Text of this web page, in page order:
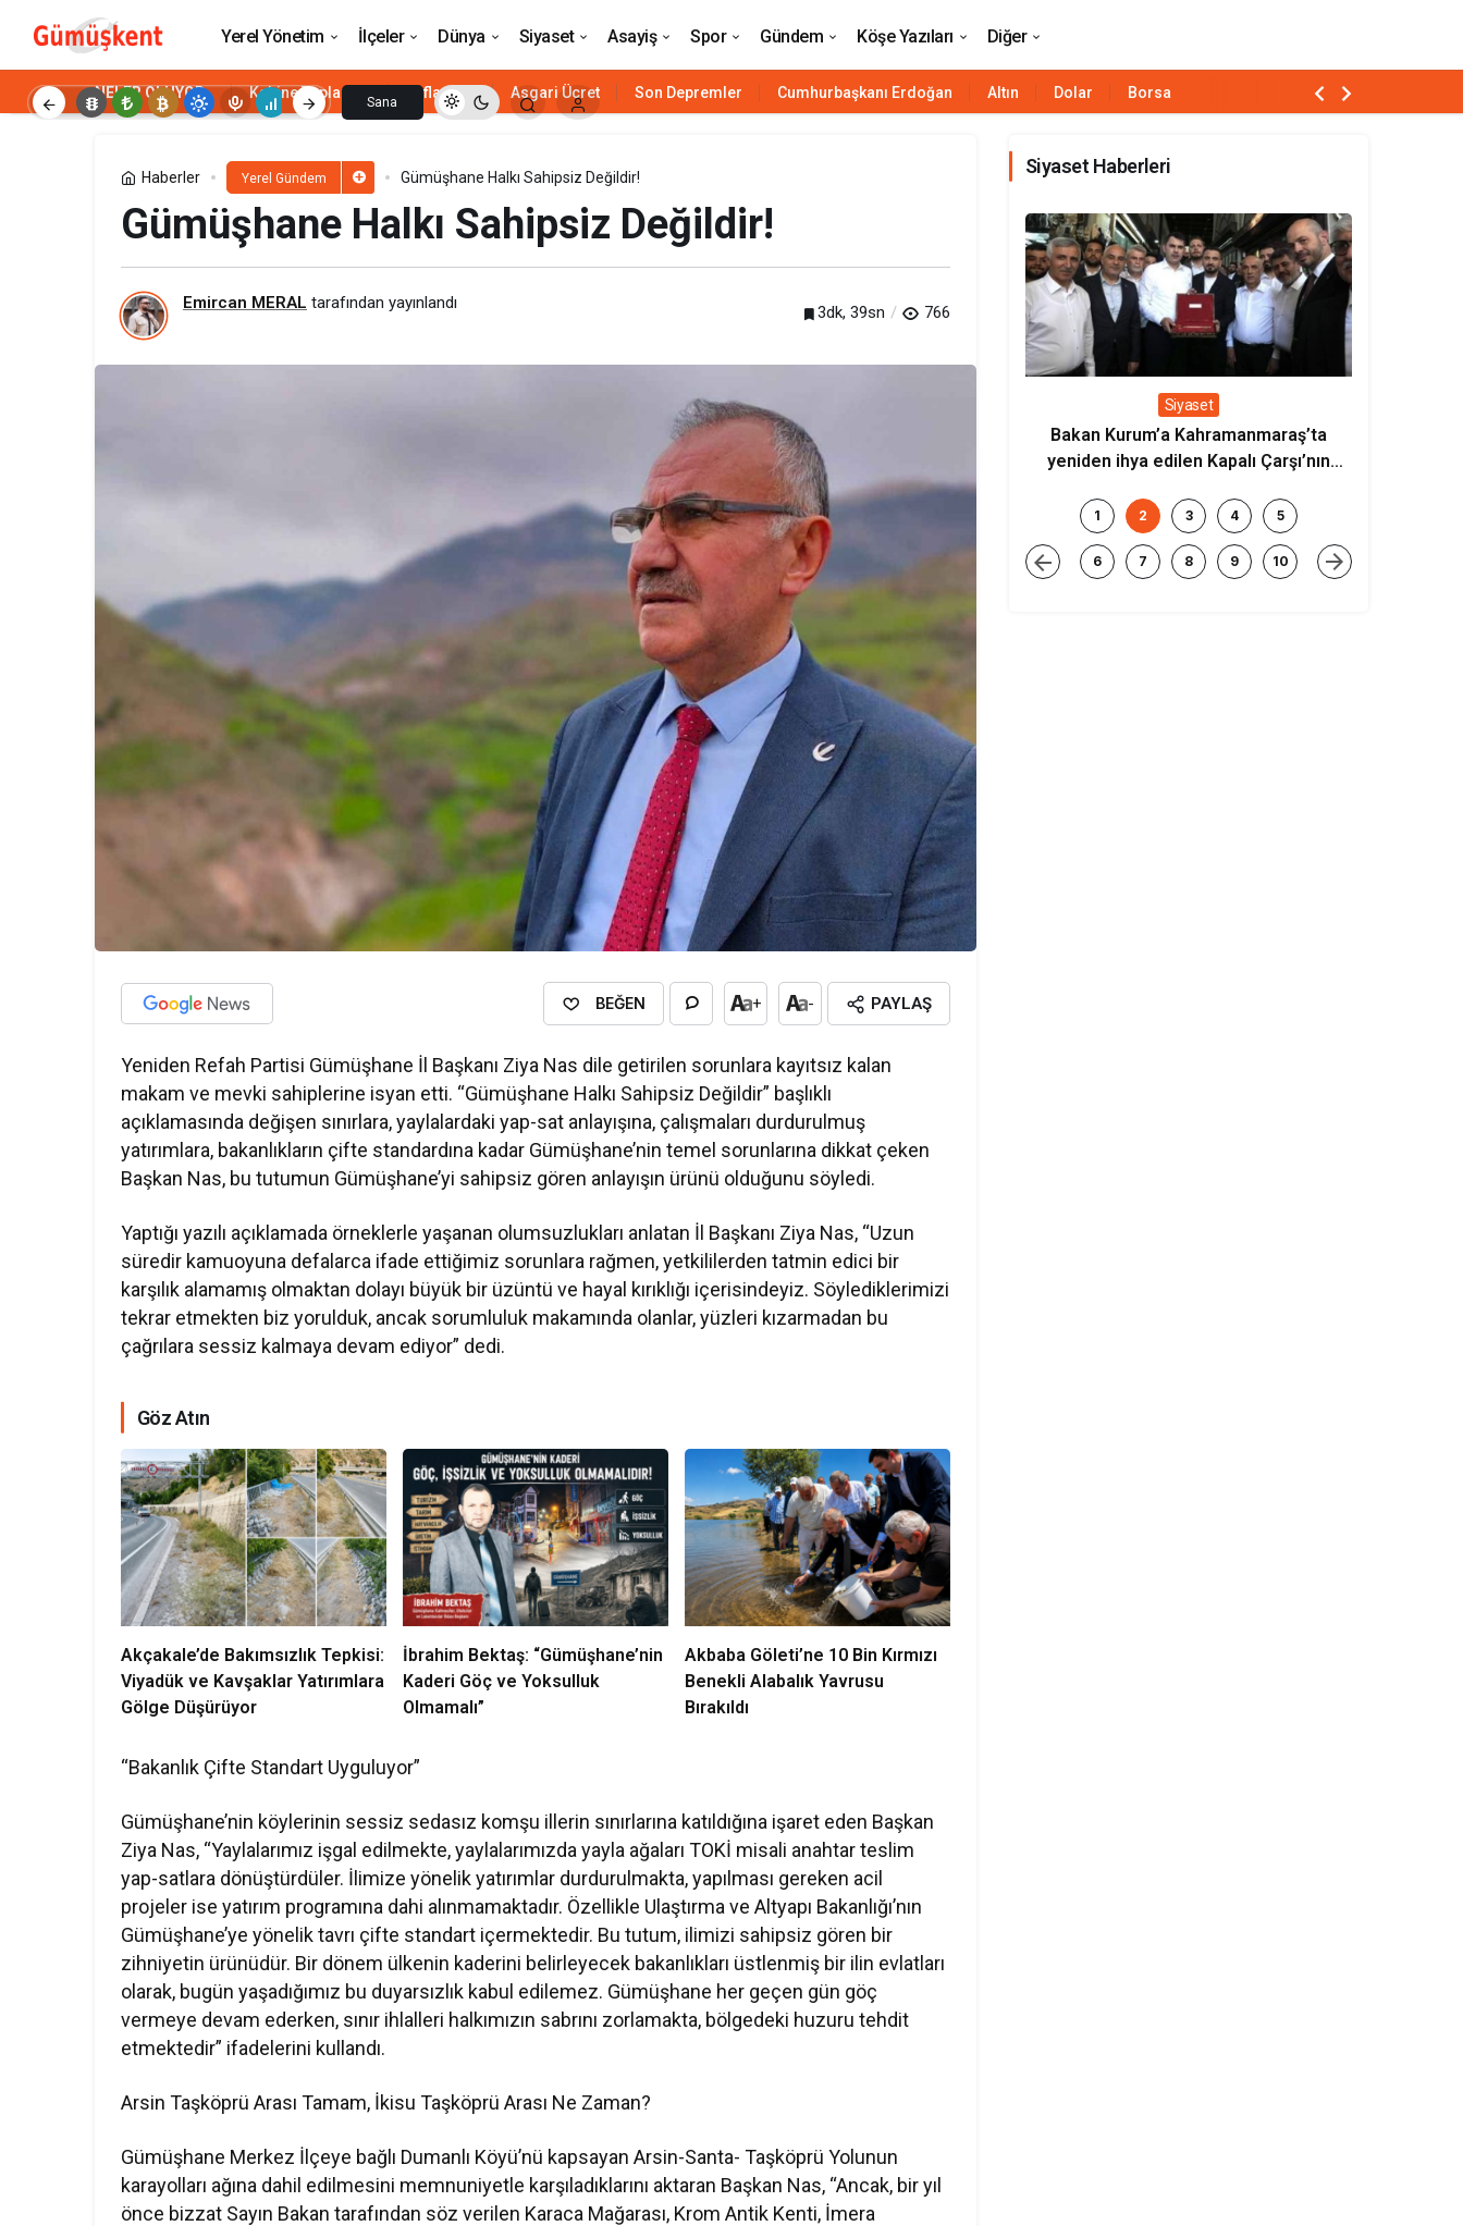
Yerel Yönetim İlçeler Dünya Siyaset Asayiş Spor Gündem Köşe Yazıları Diğer
Sana
NELER OLUYOR Kabine Toplantısı Enflasyon Asgari Ücret Son Depremler Cumhurbaşkanı Erdoğan Altın Dolar Borsa
Haberler Yerel Gündem Gümüşhane Halkı Sahipsiz Değildir!
Gümüşhane Halkı Sahipsiz Değildir!
Emircan MERAL tarafından yayınlandı
3dk, 39sn 766
BEĞEN + - PAYLAŞ
Yeniden Refah Partisi Gümüşhane İl Başkanı Ziya Nas dile getirilen sorunlara kayıtsız kalan
makam ve mevki sahiplerine isyan etti. “Gümüşhane Halkı Sahipsiz Değildir” başlıklı
açıklamasında değişen sınırlara, yaylalardaki yap-sat anlayışına, çalışmaları durdurulmuş
yatırımlara, bakanlıkların çifte standardına kadar Gümüşhane’nin temel sorunlarına dikkat çeken
Başkan Nas, bu tutumun Gümüşhane’yi sahipsiz gören anlayışın ürünü olduğunu söyledi.
Yaptığı yazılı açıklamada örneklerle yaşanan olumsuzlukları anlatan İl Başkanı Ziya Nas, “Uzun
süredir kamuoyuna defalarca ifade ettiğimiz sorunlara rağmen, yetkililerden tatmin edici bir
karşılık alamamış olmaktan dolayı büyük bir üzüntü ve hayal kırıklığı içerisindeyiz. Söylediklerimizi
tekrar etmekten biz yorulduk, ancak sorumluluk makamında olanlar, yüzleri kızarmadan bu
çağrılara sessiz kalmaya devam ediyor” dedi.
Göz Atın
Akçakale’de Bakımsızlık Tepkisi:
Viyadük ve Kavşaklar Yatırımlara
Gölge Düşürüyor
İbrahim Bektaş: “Gümüşhane’nin
Kaderi Göç ve Yoksulluk
Olmamalı”
Akbaba Göleti’ne 10 Bin Kırmızı
Benekli Alabalık Yavrusu
Bırakıldı
“Bakanlık Çifte Standart Uyguluyor”
Gümüşhane’nin köylerinin sessiz sedasız komşu illerin sınırlarına katıldığına işaret eden Başkan
Ziya Nas, “Yaylalarımız işgal edilmekte, yaylalarımızda yayla ağaları TOKİ misali anahtar teslim
yap-satlara dönüştürdüler. İlimize yönelik yatırımlar durdurulmakta, yapılması gereken acil
projeler ise yatırım programına dahi alınmamaktadır. Özellikle Ulaştırma ve Altyapı Bakanlığı’nın
Gümüşhane’ye yönelik tavrı çifte standart içermektedir. Bu tutum, ilimizi sahipsiz gören bir
zihniyetin ürünüdür. Bir dönem ülkenin kaderini belirleyecek bakanlıkları üstlenmiş bir ilin evlatları
olarak, bugün yaşadığımız bu duyarsızlık kabul edilemez. Gümüşhane her geçen gün göç
vermeye devam ederken, sınır ihlalleri halkımızın sabrını zorlamakta, bölgedeki huzuru tehdit
etmektedir” ifadelerini kullandı.
Arsin Taşköprü Arası Tamam, İkisu Taşköprü Arası Ne Zaman?
Gümüşhane Merkez İlçeye bağlı Dumanlı Köyü’nü kapsayan Arsin-Santa- Taşköprü Yolunun
karayolları ağına dahil edilmesini memnuniyetle karşıladıklarını aktaran Başkan Nas, “Ancak, bir yıl
önce bizzat Sayın Bakan tarafından söz verilen Karaca Mağarası, Krom Antik Kenti, İmera
Siyaset Haberleri
HAVELSAN’ın ‘komuta kontrol’ü
Azerbaycan’a güç katacak
Siyaset
Bakan Kurum’a Kahramanmaraş’ta
yeniden ihya edilen Kapalı Çarşı’nın
1 2 3 4 5
6 7 8 9 10
Eğitim Gücü Sen Gümüşhane İl Başkanı’ndan Sert Çağrı: “Takdir Yetkisi Keyfiyete Dönüşemez!”